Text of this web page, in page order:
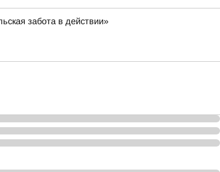
забота в действии»